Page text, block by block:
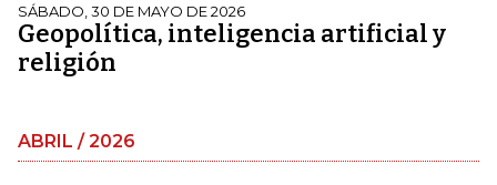
SÁBADO, 30 DE MAYO DE 2026
Geopolítica, inteligencia artificial y
religión
ABRIL / 2026